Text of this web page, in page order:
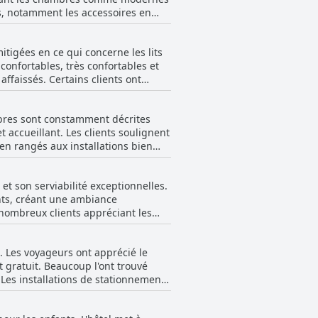
au séjour.
notamment les accessoires en
Les chambres
était un avantage. Les
trouvé les lits très confortables
en fait un endroit idéal pour la
la majorité a apprécié l'espace,
une retraite agréable et bien
en ce qui concerne les lits
très confortables et
Certains clients ont
les commentaires indiquent que
que d'autres peuvent avoir
sont constamment décrites
accueillant. Les clients soulignent
rangés aux installations bien
de nombreux restaurants et
moins parfaits, tels que des
compensent souvent ces
situé.
son serviabilité exceptionnelles.
créant une ambiance
clients appréciant les
qui ressort des critiques
positives des clients, rendant
voyageurs ont apprécié le
Beaucoup l'ont trouvé
installations de stationnement
d'esprit des clients. Malgré
d'avoir une place de parking